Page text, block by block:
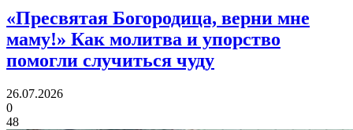
«Пресвятая Богородица, верни мне
маму!» Как молитва и упорство
помогли случиться чуду
26.07.2026
0
48